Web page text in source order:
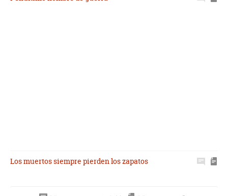
Los muertos siempre pierden los zapatos